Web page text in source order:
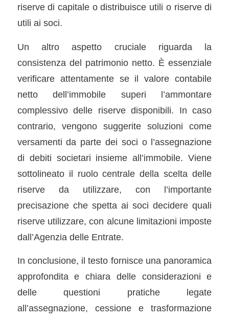
riserve di capitale o distribuisce utili o riserve di
utili ai soci.
Un altro aspetto cruciale riguarda la
consistenza del patrimonio netto. È essenziale
verificare attentamente se il valore contabile
netto dell’immobile superi l’ammontare
complessivo delle riserve disponibili. In caso
contrario, vengono suggerite soluzioni come
versamenti da parte dei soci o l’assegnazione
di debiti societari insieme all’immobile. Viene
sottolineato il ruolo centrale della scelta delle
riserve da utilizzare, con l’importante
precisazione che spetta ai soci decidere quali
riserve utilizzare, con alcune limitazioni imposte
dall’Agenzia delle Entrate.
In conclusione, il testo fornisce una panoramica
approfondita e chiara delle considerazioni e
delle questioni pratiche legate
all’assegnazione, cessione e trasformazione